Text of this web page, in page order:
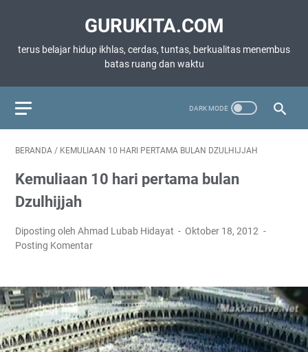
GURUKITA.COM
terus belajar hidup ikhlas, cerdas, tuntas, berkualitas menembus
batas ruang dan waktu
BERANDA / KEMULIAAN 10 HARI PERTAMA BULAN DZULHIJJAH
Kemuliaan 10 hari pertama bulan
Dzulhijjah
Diposting oleh Ahmad Lubab Hidayat
Oktober 18, 2012
Posting Komentar